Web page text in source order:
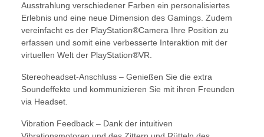
Ausstrahlung verschiedener Farben ein personalisiertes
Erlebnis und eine neue Dimension des Gamings. Zudem
vereinfacht es der PlayStation®Camera Ihre Position zu
erfassen und somit eine verbesserte Interaktion mit der
virtuellen Welt der PlayStation®VR.
Stereoheadset-Anschluss – Genießen Sie die extra
Soundeffekte und kommunizieren Sie mit ihren Freunden
via Headset.
Vibration Feedback – Dank der intuitiven